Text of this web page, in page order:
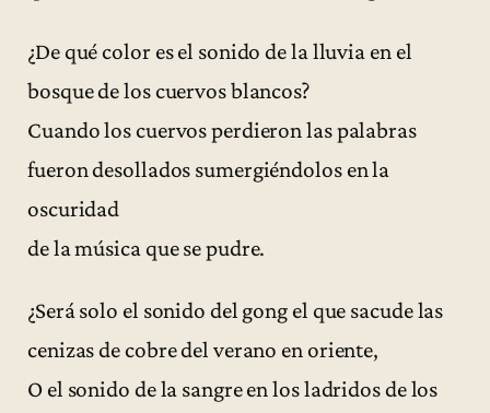
¿De qué color es el sonido de la lluvia en el
bosque de los cuervos blancos?
Cuando los cuervos perdieron las palabras
fueron desollados sumergiéndolos en la
oscuridad
de la música que se pudre.
¿Será solo el sonido del gong el que sacude las
cenizas de cobre del verano en oriente,
O el sonido de la sangre en los ladridos de los